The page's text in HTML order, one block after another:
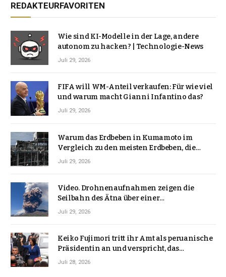
REDAKTEURFAVORITEN
Wie sind KI-Modelle in der Lage, andere
autonom zu hacken? | Technologie-News
Juli 29, 2026
FIFA will WM-Anteil verkaufen: Für wie viel
und warum macht Gianni Infantino das?
Juli 29, 2026
Warum das Erdbeben in Kumamoto im
Vergleich zu den meisten Erdbeben, die
Japan erschütterten, ungewöhnlich ist
Juli 29, 2026
Video. Drohnenaufnahmen zeigen die
Seilbahn des Ätna über einer
Vulkanlandschaft
Juli 29, 2026
Keiko Fujimori tritt ihr Amt als peruanische
Präsidentin an und verspricht, das
Jahrzehnt der Instabilität zu beenden
Juli 28, 2026